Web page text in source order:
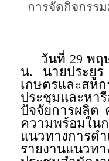
การจัดกิจกรร
วันที่ 29 พฤษ
น. นายประยู
เกษตรและส
ประชุมและหา
ปัจจัยการผลิต
ความพร้อมใน
แนวทางการด
รายงานแนวท